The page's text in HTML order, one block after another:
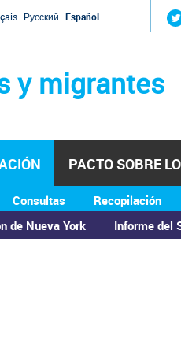
Русский Español
y migrantes
de Nueva York Informe del
Consultas Recopilación
PACTO SOBRE